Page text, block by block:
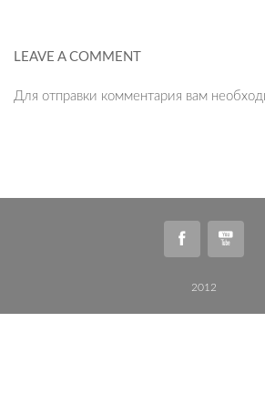
LEAVE A COMMENT
Для отправки комментария вам
2012